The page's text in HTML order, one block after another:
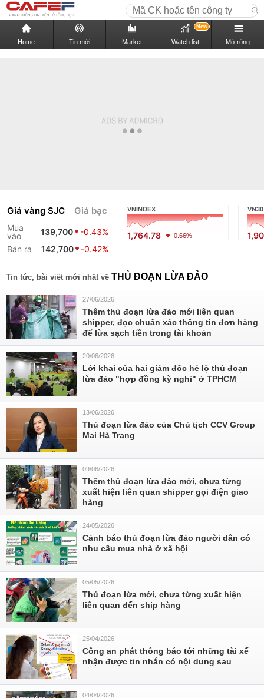
Home Tin mới Market Watch list
New
Mở rộng
Giá vàng SJC Giá bạc
Mua
vào
139,700
-0.43%
Bán ra
142,700 -0.42%
VNINDEX
1,764.78 -0.66%
VN30
Tin tức, bài viết mới nhất về THỦ ĐOẠN LỪA ĐẢO
27/06/2026
Thêm thủ đoạn lừa đảo mới liên quan
shipper, đọc chuẩn xác thông tin đơn hàng
để lừa sạch tiền trong tài khoản
20/06/2026
Lời khai của hai giám đốc hé lộ thủ đoạn
lừa đảo "hợp đồng kỳ nghỉ" ở TPHCM
13/06/2026
Thủ đoạn lừa đảo của Chủ tịch CCV Group
Mai Hà Trang
09/06/2026
Thêm thủ đoạn lừa đảo mới, chưa từng
xuất hiện liên quan shipper gọi điện giao
hàng
24/05/2026
Cảnh báo thủ đoạn lừa đảo người dân có
nhu cầu mua nhà ở xã hội
05/05/2026
Thủ đoạn lừa mới, chưa từng xuất hiện
liên quan đến ship hàng
25/04/2026
Công an phát thông báo tới những tài xế
nhận được tin nhắn có nội dung sau
04/04/2026